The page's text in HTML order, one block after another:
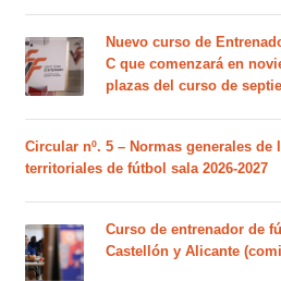
Nuevo curso de
C que comenzará en
plazas del curso de
Circular nº. 5 – Normas generales de
territoriales de fútbol sala 2026-2027
Curso de entrenador de
Castellón y Alicante